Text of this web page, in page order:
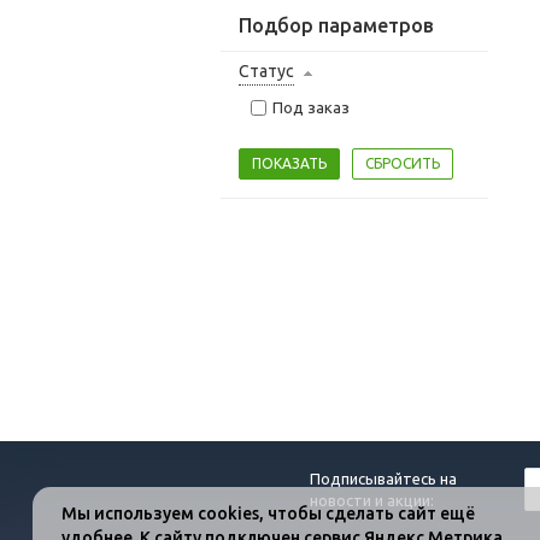
Подбор параметров
Статус
Под заказ
Подписывайтесь на
новости и акции:
Мы используем cookies, чтобы сделать сайт ещё